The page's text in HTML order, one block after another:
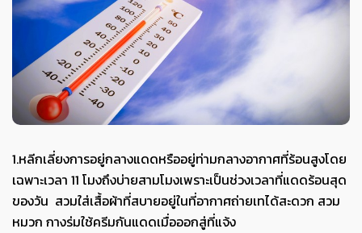
1.หลีกเลี่ยงการอยู่กลางแดดหรืออยู่ท่ามกลางอากาศที่ร้อนสูงโดย
เฉพาะเวลา 11 โมงถึงบ่ายสามโมงเพราะเป็นช่วงเวลาที่แดดร้อนสุด
ของวัน สวมใส่เสื้อผ้าที่สบายอยู่ในที่อากาศถ่ายเทได้สะดวก สวม
หมวก กางร่มใช้ครีมกันแดดเมื่อออกสู่ที่แจ้ง